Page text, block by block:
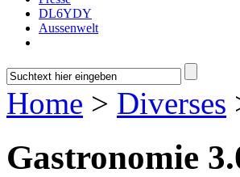
DL6YDY
Aussenwelt
Home > Diverses
Gastronomie